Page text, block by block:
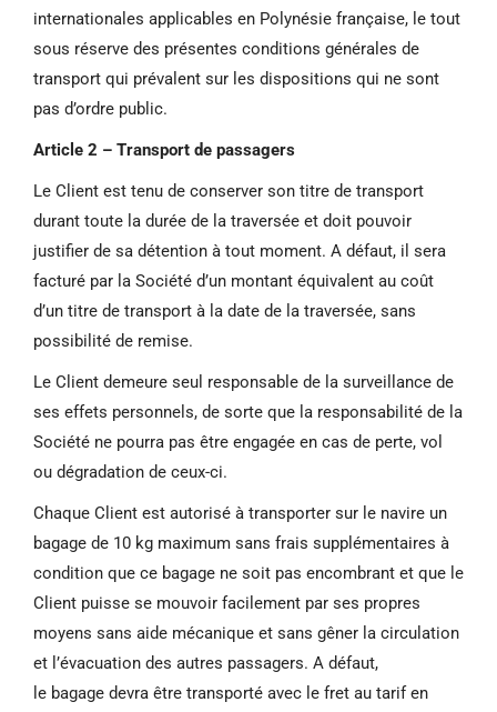
internationales applicables en Polynésie française, le tout
sous réserve des présentes conditions générales de
transport qui prévalent sur les dispositions qui ne sont
pas d’ordre public.
Article 2 – Transport de passagers
Le Client est tenu de conserver son titre de transport
durant toute la durée de la traversée et doit pouvoir
justifier de sa détention à tout moment. A défaut, il sera
facturé par la Société d’un montant équivalent au coût
d’un titre de transport à la date de la traversée, sans
possibilité de remise.
Le Client demeure seul responsable de la surveillance de
ses effets personnels, de sorte que la responsabilité de la
Société ne pourra pas être engagée en cas de perte, vol
ou dégradation de ceux-ci.
Chaque Client est autorisé à transporter sur le navire un
bagage de 10 kg maximum sans frais supplémentaires à
condition que ce bagage ne soit pas encombrant et que le
Client puisse se mouvoir facilement par ses propres
moyens sans aide mécanique et sans gêner la circulation
et l’évacuation des autres passagers. A défaut,
le bagage devra être transporté avec le fret au tarif en